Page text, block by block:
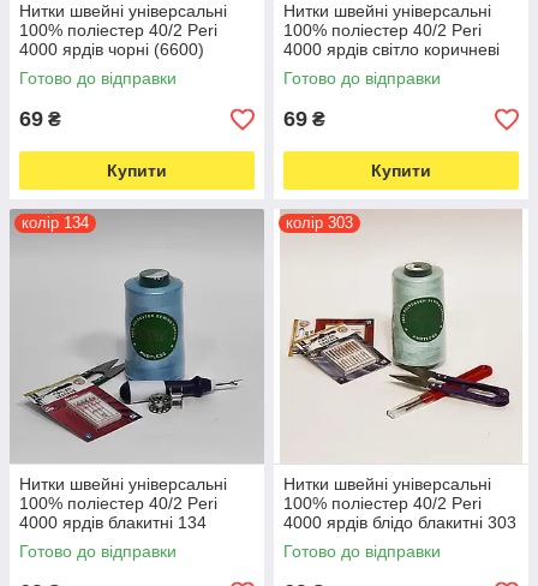
Нитки швейні універсальні
100% поліестер 40/2 Peri
4000 ярдів чорні (6600)
Готово до відправки
69 ₴
Купити
Нитки швейні універсальні
100% поліестер 40/2 Peri
4000 ярдів світло коричневі
158 (6598)
Готово до відправки
69 ₴
Купити
колір 134
Нитки швейні універсальні
100% поліестер 40/2 Peri
4000 ярдів блакитні 134
(6593)
Готово до відправки
колір 303
Нитки швейні універсальні
100% поліестер 40/2 Peri
4000 ярдів блідо блакитні 303
(6597)
Готово до відправки